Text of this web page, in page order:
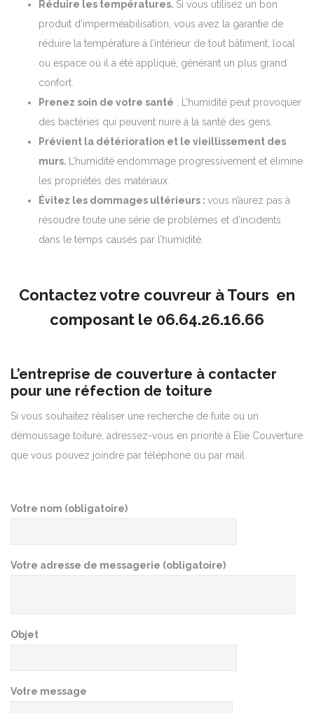
Réduire les températures. Si vous utilisez un bon
produit d’imperméabilisation, vous avez la garantie de
réduire la température à l’intérieur de tout bâtiment, local
ou espace où il a été appliqué, générant un plus grand
confort.
Prenez soin de votre santé . L’humidité peut provoquer
des bactéries qui peuvent nuire à la santé des gens.
Prévient la détérioration et le vieillissement des
murs.
L’humidité endommage progressivement et élimine
les propriétés des matériaux.
Évitez les dommages ultérieurs : vous n’aurez pas à
résoudre toute une série de problèmes et d’incidents
dans le temps causés par l’humidité.
Contactez votre couvreur à Tours en
composant le 06.64.26.16.66
L’entreprise de couverture à contacter
pour une réfection de toiture
Si vous souhaitez réaliser une recherche de fuite ou un
démoussage toiture, adressez-vous en priorité à Elie Couverture
que vous pouvez joindre par téléphone ou par mail.
Votre nom (obligatoire)
Votre adresse de messagerie (obligatoire)
Objet
Votre message